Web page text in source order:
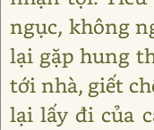
ngục, không
lại gặp hung
tới nhà, giết
lại lấy đi của